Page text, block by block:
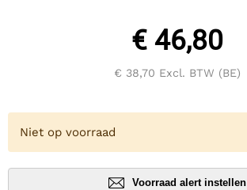
€ 46,80
€ 38,70 Excl. BTW (BE)
Niet op voorraad
Voorraad alert instellen